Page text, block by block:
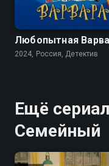
8.1
Любопытная
2024, Россия, Детектив
Ещё
Семейный